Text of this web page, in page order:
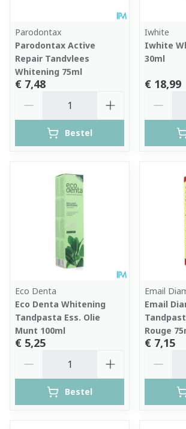
Parodontax
Parodontax Active
Repair Tandvlees
Whitening 75ml
€ 7,48
Bestel
Iwhite
Iwhite
30ml
€ 18,99
Eco Denta
Eco Denta Whitening
Tandpasta Ess. Olie
Munt 100ml
€ 5,25
Bestel
Email
Email
Rouge
€ 7,15